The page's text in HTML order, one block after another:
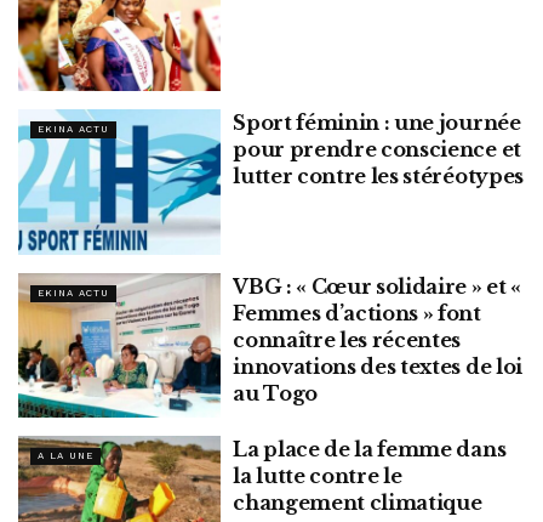
EKINA ACTU
Sport féminin : une journée
pour prendre conscience et
lutter contre les stéréotypes
EKINA ACTU
VBG : « Cœur solidaire » et «
Femmes d’actions » font
connaître les récentes
innovations des textes de loi
au Togo
A LA UNE
La place de la femme dans
la lutte contre le
changement climatique